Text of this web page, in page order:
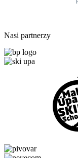
Nasi partnerzy